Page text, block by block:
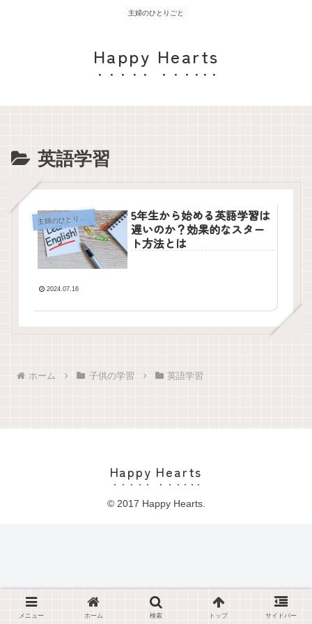
主婦のひとりごと
Happy Hearts
英語学習
主
婦のひとりごと
5年生から始める英語学習は
遅いのか？効果的なスター
ト方法とは
2024.07.16
ホーム 子供の学習 英語学習
Happy Hearts
© 2017 Happy Hearts.
メニュー ホーム 検索 トップ サイドバー